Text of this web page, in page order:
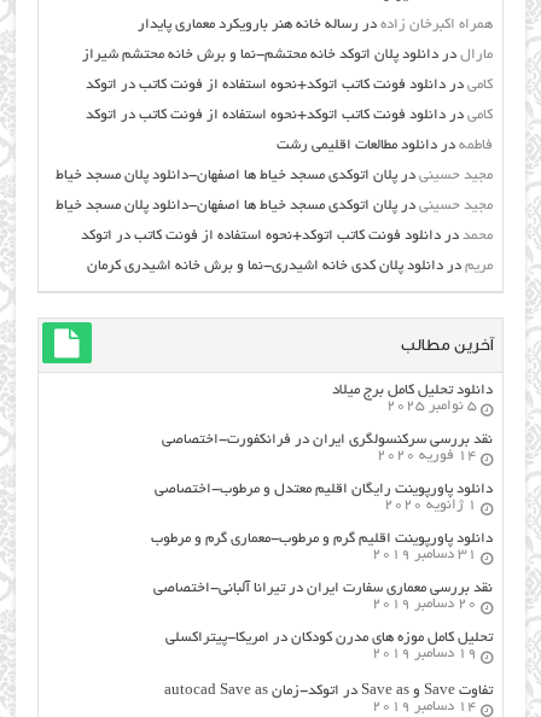
همراه اکبرخان زاده در رساله خانه هنر بارویکرد معماری پایدار
مارال دردانلود پلان اتوکد خانه محتشم-نما و برش خانه محتشم شیراز
کامی دردانلود فونت کاتب اتوکد+نحوه استفاده از فونت کاتب در اتوکد
کامی دردانلود فونت کاتب اتوکد+نحوه استفاده از فونت کاتب در اتوکد
فاطمه دردانلود مطالعات اقليمي رشت
مجید حسینی درپلان اتوکدی مسجد خیاط ها اصفهان-دانلود پلان مسجد خیاط
مجید حسینی درپلان اتوکدی مسجد خیاط ها اصفهان-دانلود پلان مسجد خیاط
محمد دردانلود فونت کاتب اتوکد+نحوه استفاده از فونت کاتب در اتوکد
مریم دردانلود پلان کدی خانه اشیدری-نما و برش خانه اشیدری کرمان
آخرین مطالب
دانلود تحلیل کامل برج میلاد
5 نوامبر 2025
نقد بررسی سرکنسولگری ایران در فرانکفورت-اختصاصی
14 فوریه 2020
دانلود پاورپوینت رایگان اقلیم معتدل و مرطوب-اختصاصی
1 ژانویه 2020
دانلود پاورپوینت اقلیم گرم و مرطوب-معماری گرم و مرطوب
31 دسامبر 2019
نقد بررسی معماری سفارت ایران در تیرانا آلبانی-اختصاصی
20 دسامبر 2019
تحلیل کامل موزه های مدرن کودکان در امریکا-پیتراکسلی
19 دسامبر 2019
تفاوت Save و Save as در اتوکد-زمان autocad Save as
14 دسامبر 2019